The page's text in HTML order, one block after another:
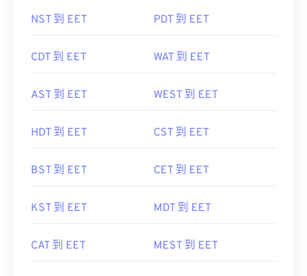
NST 到 EET PDT 到 EET
CDT 到 EET WAT 到 EET
AST 到 EET WEST 到 EET
HDT 到 EET CST 到 EET
BST 到 EET CET 到 EET
KST 到 EET MDT 到 EET
CAT 到 EET MEST 到 EET